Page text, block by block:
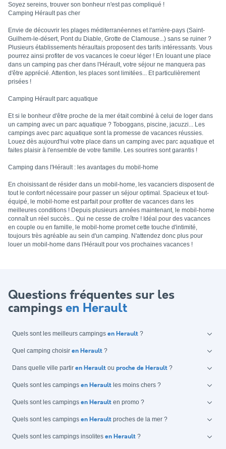
Soyez sereins, trouver son bonheur n'est pas compliqué !
Camping Hérault pas cher
Envie de découvrir les plages méditerranéennes et l'arrière-pays (Saint-
Guilhem-le-désert, Pont du Diable, Grotte de Clamouse...) sans se ruiner ?
Plusieurs établissements héraultais proposent des tarifs intéressants. Vous
pourrez ainsi profiter de vos vacances le coeur léger ! En louant une place
dans un camping pas cher dans l'Hérault, votre séjour ne manquera pas
d'être apprécié. Attention, les places sont limitées... Et particulièrement
prisées !
Camping Hérault parc aquatique
Et si le bonheur d'être proche de la mer était combiné à celui de loger dans
un camping avec un parc aquatique ? Toboggans, piscine, jacuzzi... Les
campings avec parc aquatique sont la promesse de vacances réussies.
Louez dès aujourd'hui votre place dans un camping avec parc aquatique et
faites plaisir à l'ensemble de votre famille. Les sourires sont garantis !
Camping dans l'Hérault : les avantages du mobil-home
En choisissant de résider dans un mobil-home, les vacanciers disposent de
tout le confort nécessaire pour passer un séjour optimal. Spacieux et tout-
équipé, le mobil-home est parfait pour profiter de vacances dans les
meilleures conditions ! Depuis plusieurs années maintenant, le mobil-home
connaît un réel succès... Qui ne cesse de croître ! Idéal pour des vacances
en couple ou en famille, le mobil-home promet cette touche d'intimité,
toujours très agréable au sein d'un camping. N'attendez donc plus pour
louer un mobil-home dans l'Hérault pour vos prochaines vacances !
Questions fréquentes sur les
campings en Herault
Quels sont les meilleurs campings en Herault ?
Quel camping choisir en Herault ?
Dans quelle ville partir en Herault ou proche de Herault ?
Quels sont les campings en Herault les moins chers ?
Quels sont les campings en Herault en promo ?
Quels sont les campings en Herault proches de la mer ?
Quels sont les campings insolites en Herault ?